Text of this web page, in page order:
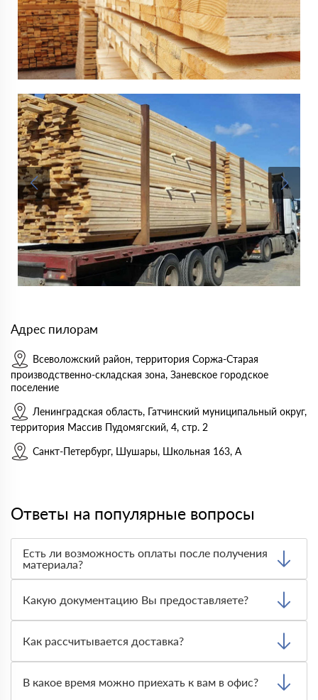
Адрес пилорам
Всеволожский район, территория Соржа-Старая
производственно-складская зона, Заневское городское
поселение
Ленинградская область, Гатчинский муниципальный округ,
территория Массив Пудомягский, 4, стр. 2
Санкт-Петербург, Шушары, Школьная 163, А
Ответы на популярные вопросы
Есть ли возможность оплаты после получения
материала?
оплата по факту получения товара. При этом, если
доставленный товар был ненадлежащего качества, то
Вы вправе от него отказаться.
Какую документацию Вы предоставляете?
сертификаты и паспорта качества, а также товарно-
транспортную накладную.
Как рассчитывается доставка?
персональный менеджер для уточнения деталей заказа.
Далее он передает заявку нашему логисту для оценки
В какое время можно приехать к вам в офис?